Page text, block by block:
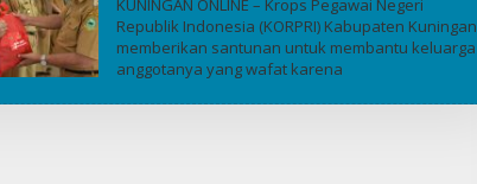
KUNINGAN ONLINE – Krops Pegawai Negeri
Republik Indonesia (KORPRI) Kabupaten Kuningan
memberikan santunan untuk membantu keluarga
anggotanya yang wafat karena